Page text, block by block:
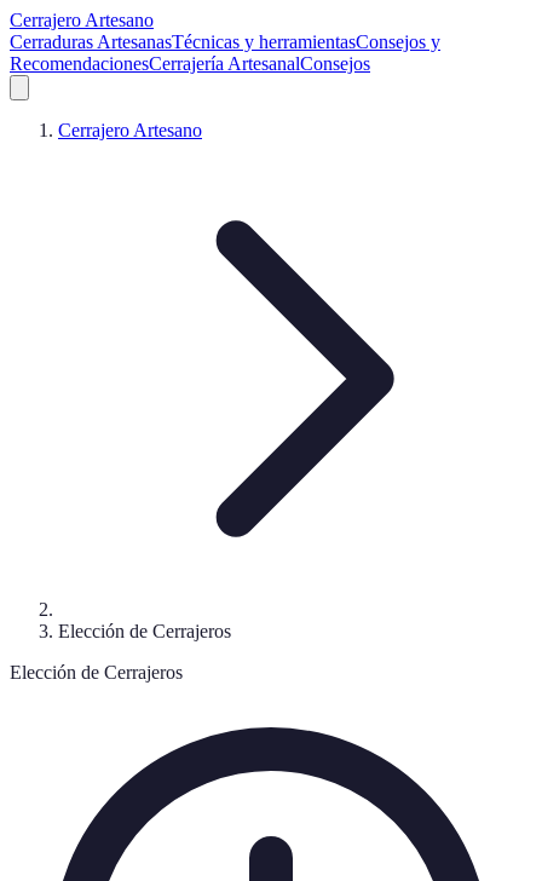
Cerrajero Artesano
Cerraduras ArtesanasTécnicas y herramientasConsejos y
RecomendacionesCerrajería ArtesanalConsejos
Cerrajero Artesano
Elección de Cerrajeros
Elección de Cerrajeros